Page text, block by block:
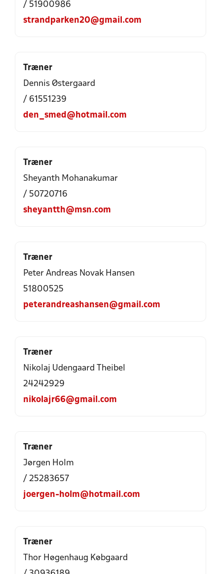
/ 51900986
strandparken20@gmail.com
Træner
Dennis Østergaard
/ 61551239
den_smed@hotmail.com
Træner
Sheyanth Mohanakumar
/ 50720716
sheyantth@msn.com
Træner
Peter Andreas Novak Hansen
51800525
peterandreashansen@gmail.com
Træner
Nikolaj Udengaard Theibel
24242929
nikolajr66@gmail.com
Træner
Jørgen Holm
/ 25283657
joergen-holm@hotmail.com
Træner
Thor Høgenhaug Købgaard